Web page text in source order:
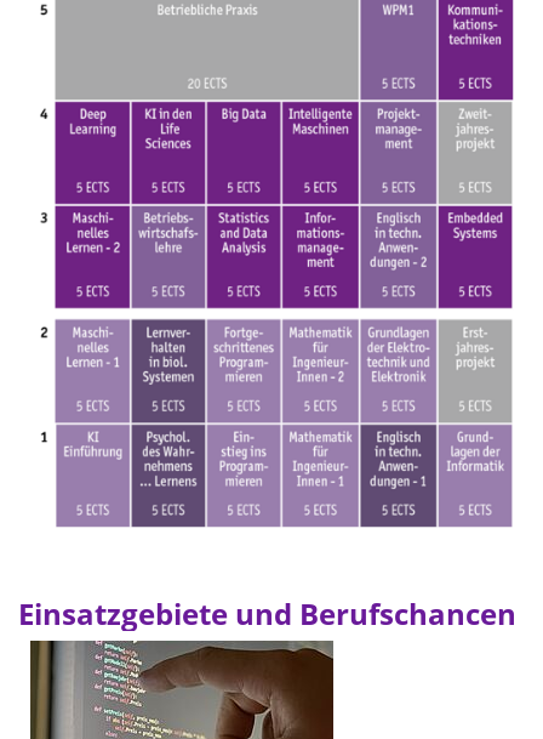
Einsatzgebiete und Berufschancen